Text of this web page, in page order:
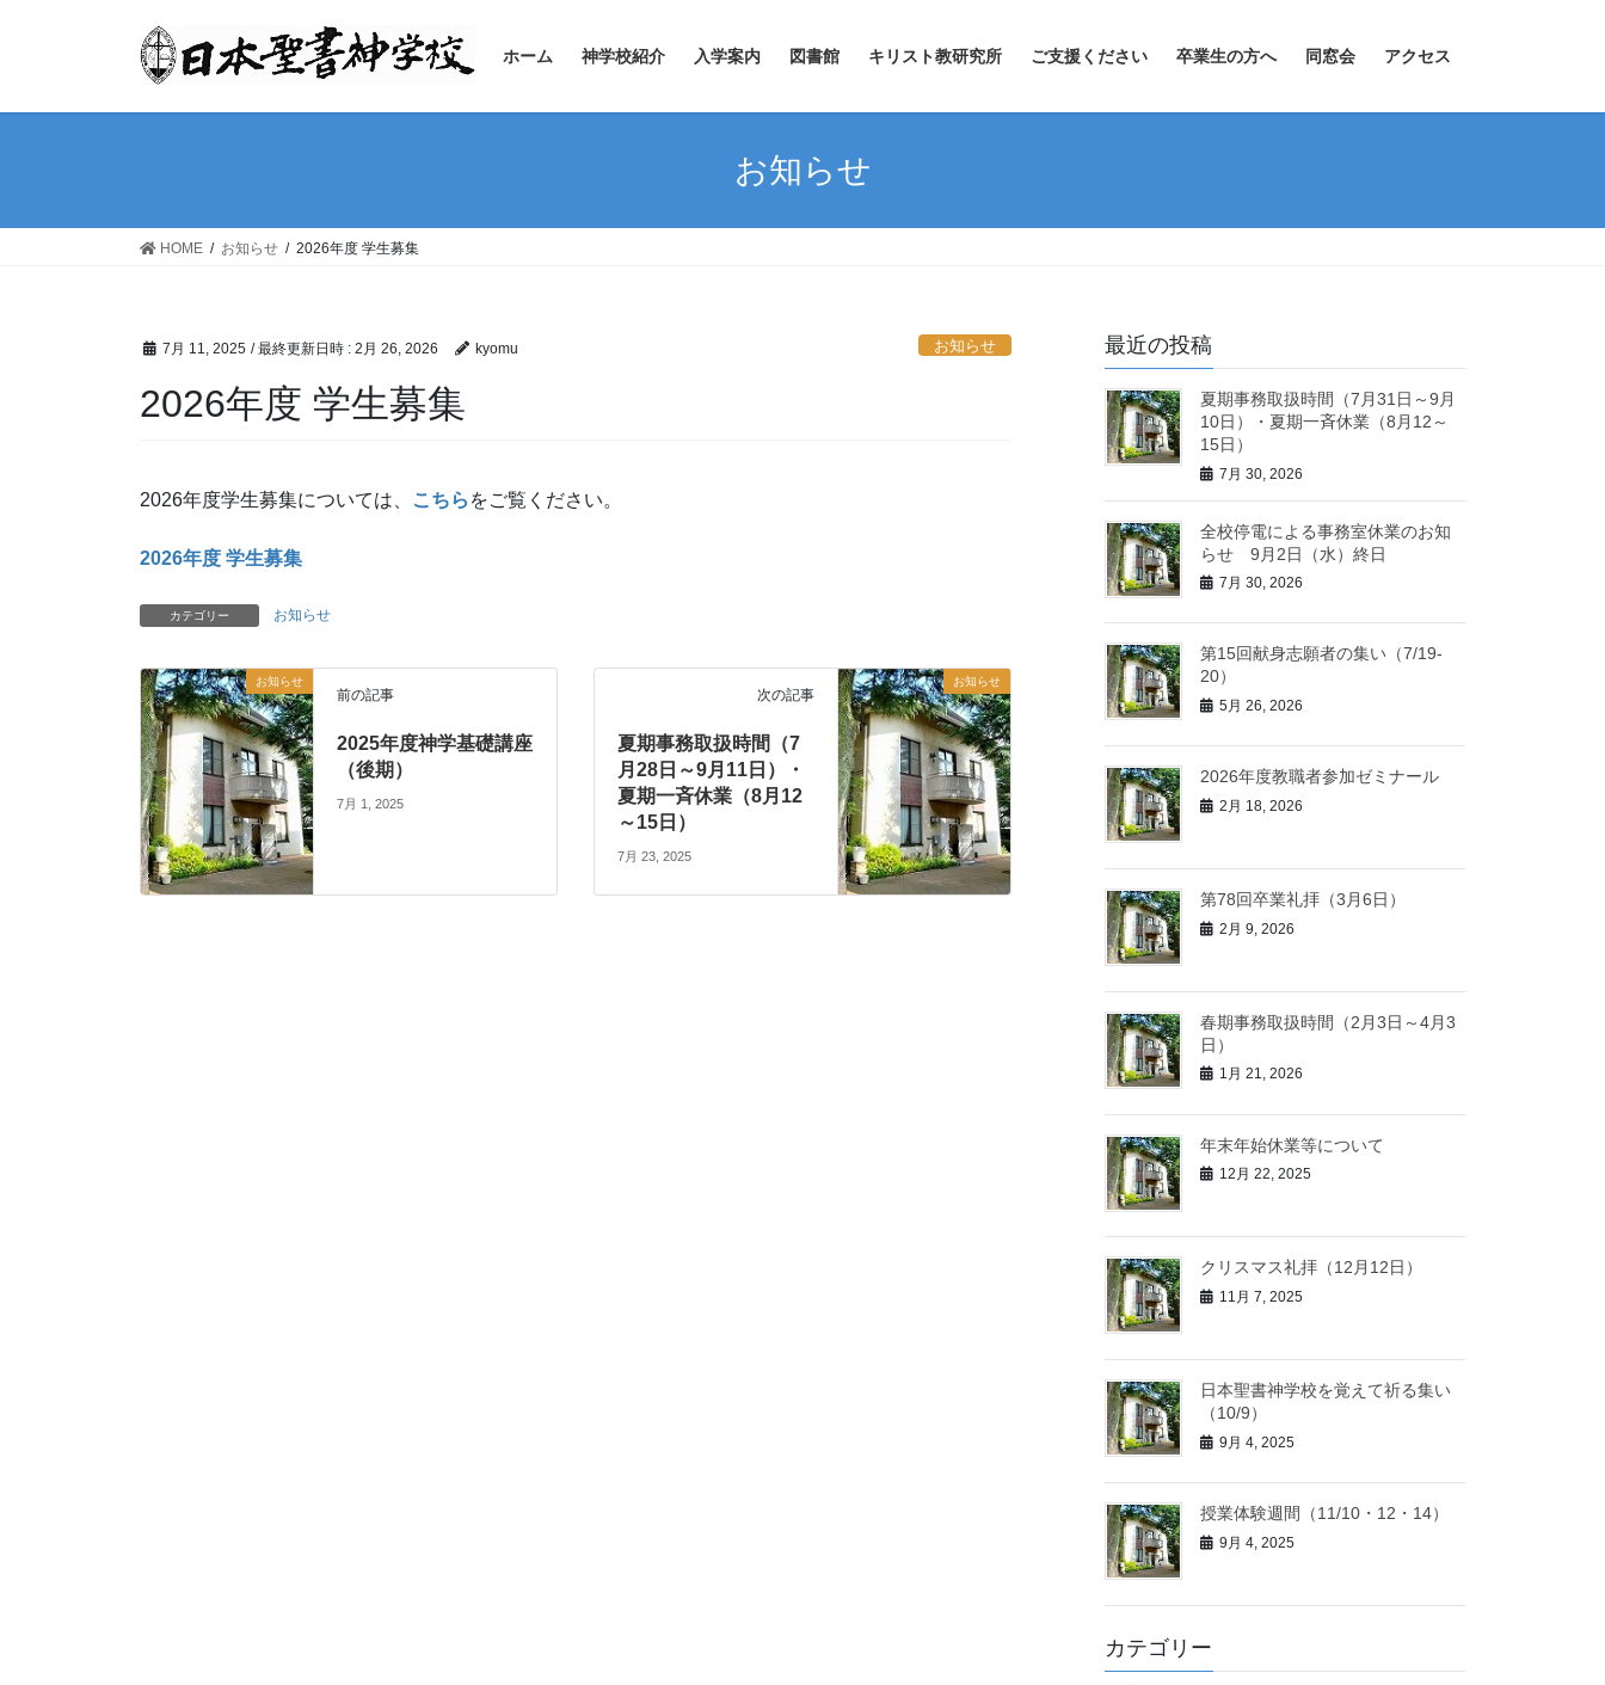
ホーム 神学校紹介 入学案内 図書館 キリスト教研究所 ご支援ください 卒業生の方へ 同窓会 アクセス
お知らせ
HOME お知らせ 2026年度 学生募集
7月 11, 2025 / 最終更新日時 : 2月 26, 2026 kyomu お知らせ
2026年度 学生募集
2026年度学生募集については、 こちら をご覧ください。
2026年度 学生募集
カテゴリー お知らせ
お知らせ
前の記事
2025年度神学基礎講座
（後期）
7月 1, 2025
お知らせ
次の記事
夏期事務取扱時間（7
月28日～9月11日）・
夏期一斉休業（8月12
～15日）
7月 23, 2025
最近の投稿
夏期事務取扱時間（7月31日～9月
10日）・夏期一斉休業（8月12～
15日）
7月 30, 2026
全校停電による事務室休業のお知
らせ 9月2日（水）終日
7月 30, 2026
第15回献身志願者の集い（7/19-
20）
5月 26, 2026
2026年度教職者参加ゼミナール
2月 18, 2026
第78回卒業礼拝（3月6日）
2月 9, 2026
春期事務取扱時間（2月3日～4月3
日）
1月 21, 2026
年末年始休業等について
12月 22, 2025
クリスマス礼拝（12月12日）
11月 7, 2025
日本聖書神学校を覚えて祈る集い
（10/9）
9月 4, 2025
授業体験週間（11/10・12・14）
9月 4, 2025
カテゴリー